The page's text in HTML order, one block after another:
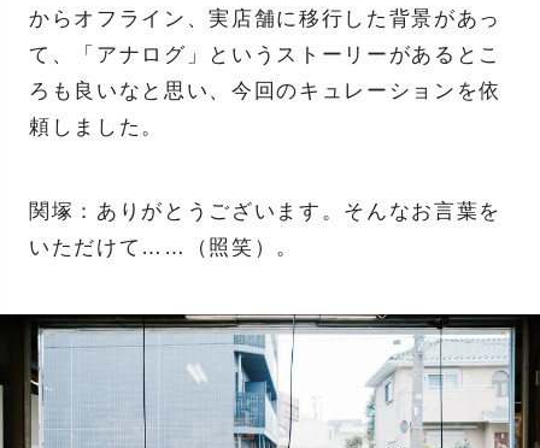
からオフライン、実店舗に移行した背景があっ
て、「アナログ」というストーリーがあるとこ
ろも良いなと思い、今回のキュレーションを依
頼しました。
関塚：ありがとうございます。そんなお言葉を
いただけて……（照笑）。